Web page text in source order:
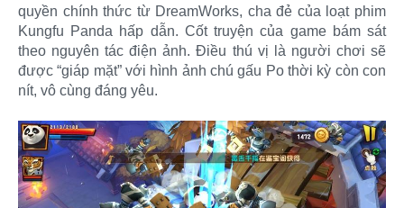
quyền chính thức từ DreamWorks, cha đẻ của loạt phim
Kungfu Panda hấp dẫn. Cốt truyện của game bám sát
theo nguyên tác điện ảnh. Điều thú vị là người chơi sẽ
được “giáp mặt” với hình ảnh chú gấu Po thời kỳ còn con
nít, vô cùng đáng yêu.